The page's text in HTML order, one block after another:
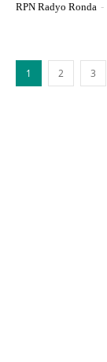
RPN Radyo Ronda -
1 2 3